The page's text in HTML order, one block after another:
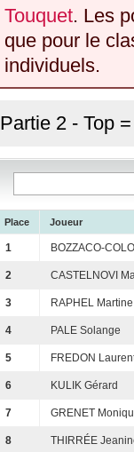
Touquet. Les
que pour le
individuels.
Partie 2 - Top
Place Joueur
1 BOZZACO-
2 CASTELNOVI
3 RAPHEL Martine
4 PALE Solange
5 FREDON
6 KULIK Gérard
7 GRENET
8 THIRRÉE